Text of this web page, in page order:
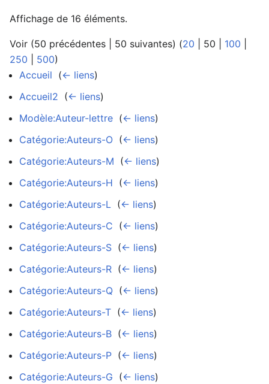
Affichage de 16 éléments.
Voir (50 précédentes 50 suivantes) (20 50 100
250
500)
Accueil (← liens)
Accueil2 (← liens)
Modèle:Auteur-lettre (← liens)
Catégorie:Auteurs-O (← liens)
Catégorie:Auteurs-M (← liens)
Catégorie:Auteurs-H (← liens)
Catégorie:Auteurs-L (← liens)
Catégorie:Auteurs-C (← liens)
Catégorie:Auteurs-S (← liens)
Catégorie:Auteurs-R (← liens)
Catégorie:Auteurs-Q (← liens)
Catégorie:Auteurs-T (← liens)
Catégorie:Auteurs-B (← liens)
Catégorie:Auteurs-P (← liens)
Catégorie:Auteurs-G (← liens)